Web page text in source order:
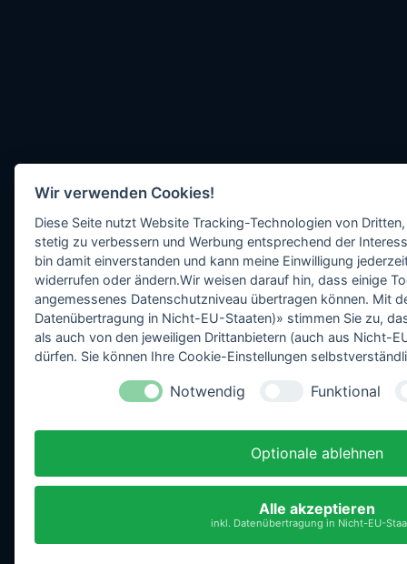
Wir verwenden Cookies!
Diese Seite nutzt Website Tracking-Technologien von
stetig zu verbessern und Werbung entsprechend der
bin damit einverstanden und kann meine Einwilligung
widerrufen oder ändern.Wir weisen darauf hin, dass einige
angemessenes Datenschutzniveau übertragen können. Mit
Datenübertragung in Nicht-EU-Staaten)» stimmen Sie zu,
als auch von den jeweiligen Drittanbietern (auch aus Nicht-
dürfen. Sie können Ihre Cookie-Einstellungen
Notwendig Funktional
Optionale ablehnen
Alle akzeptieren
inkl. Datenübertragung in Nicht-EU-